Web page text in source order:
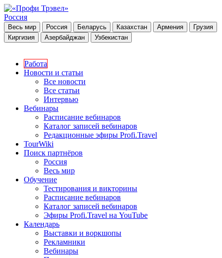
Россия
Весь мир Россия Беларусь Казахстан Армения
Грузия
Киргизия
Азербайджан Узбекистан
Работа
Новости и статьи
Все новости
Все статьи
Интервью
Вебинары
Расписание вебинаров
Каталог записей вебинаров
Редакционные эфиры Profi.Travel
TourWiki
Поиск партнёров
Россия
Весь мир
Обучение
Тестирования и викторины
Расписание вебинаров
Каталог записей вебинаров
Эфиры Profi.Travel на YouTube
Календарь
Выставки и воркшопы
Рекламники
Вебинары